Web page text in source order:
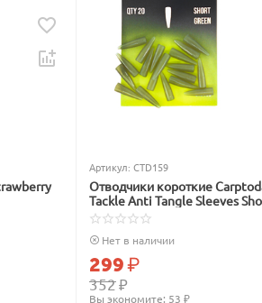
Артикул: CTD159
Отводчики короткие
Tackle Anti Tangle Sleeves
зелёные
Нет в наличии
352₽
299₽
Вы экономите: 53 ₽